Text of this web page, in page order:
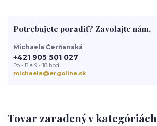
Tovar zaradený v kategóriách
Potrebujete poradiť? Zavolajte nám.
Michaela Čerňanská
+421 905 501 027
Po - Pia 9 - 18 hod
michaela@ergoline.sk